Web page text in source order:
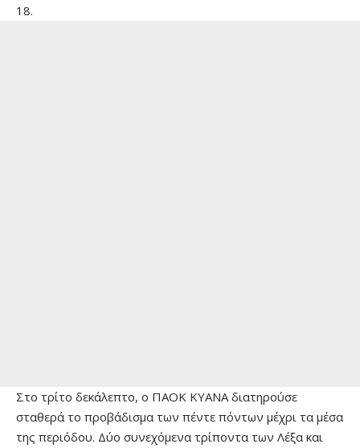
18.
Στο τρίτο δεκάλεπτο, ο ΠΑΟΚ ΚΥΑΝΑ διατηρούσε
σταθερά το προβάδισμα των πέντε πόντων μέχρι τα μέσα
της περιόδου. Δύο συνεχόμενα τρίποντα των Λέξα και